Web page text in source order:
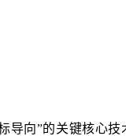
导向”的关键核心